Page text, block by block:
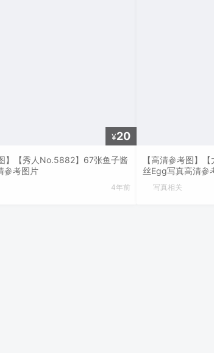
¥20
】【秀人No.5882】67张鱼子酱
参考图片
4年前
【高清参考图】
丝Egg写真高清参
写真相关